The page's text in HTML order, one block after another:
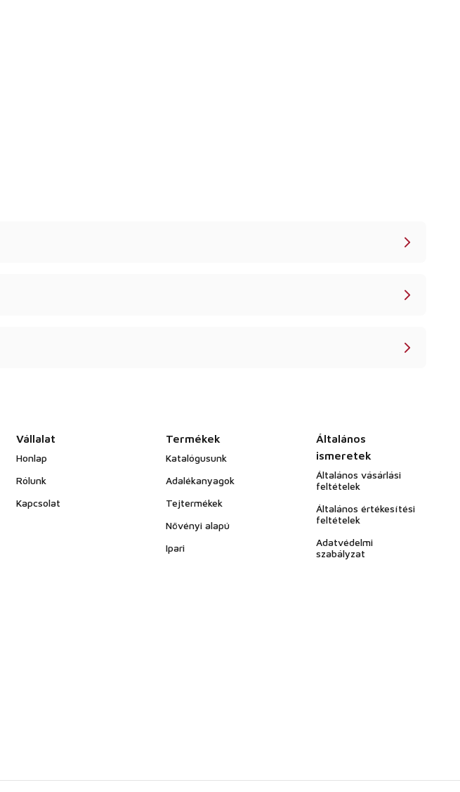
Vállalat
Honlap
Rólunk
Kapcsolat
Termékek
Katalógusunk
Adalékanyagok
Tejtermékek
Növényi alapú
Ipari
Általános
ismeretek
Általános vásárlási
feltételek
Általános értékesítési
feltételek
Adatvédelmi
szabályzat